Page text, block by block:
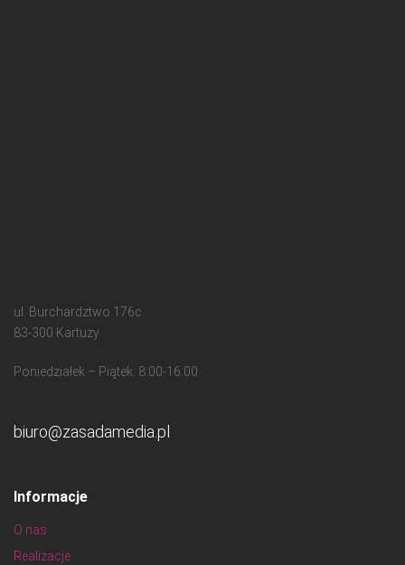
ul. Burchardztwo 176c
83-300 Kartuzy
Poniedziałek – Piątek: 8:00-16:00
biuro@zasadamedia.pl
Informacje
O nas
Realizacje